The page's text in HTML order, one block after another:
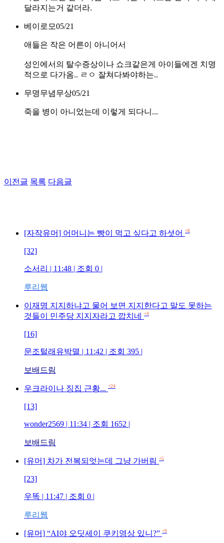
달라지는거 같더라.
베이로모05/21
애들은 작은 어른이 아니어서
성인에서의 탈수증상이나 쇼크같은게 아이들에겐 치명
적으로 다가옴.. ㄹㅇ 잘쳐다봐야하는..
무명무념무상05/21
죽을 병이 아니었는데 이렇게 되다니...
이전글 목록 다음글
[자작유머] 어머니는 빵이 먹고 싶다고 하셧어 +8
[32]
소서리 | 11:48 | 조회 0 |
루리웹
이재명 지지하냐고 물어 보면 지지한다고 말도 못하는
것들이 민주당 지지자라고 깝치네
+4
[16]
문조털래유박멸 | 11:42 | 조회 395 |
보배드림
우크라이나 징집 근황... +24
[13]
wonder2569 | 11:34 | 조회 1652 |
보배드림
[유머] 차가 전복되엇는데 그냥 가버림 +5
[23]
우똑 | 11:47 | 조회 0 |
루리웹
[유머] “AI야 오딧세이 쿠키영상 있니?” +9